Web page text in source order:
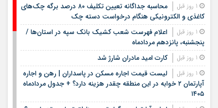
محاسبه جداگانه تعیین تکلیف ۸۰ درصد برگه چک‌های
کاغذی و الکترونیکی هنگام درخواست دسته چک
اعلام فهرست شعب کشیک بانک سپه در استان‌ها /
پنجشنبه، پانزدهم مردادماه
کارت امید مادران شارژ شد
لیست قیمت اجاره مسکن در پاسداران | رهن و اجاره
آپارتمان ۲ خوابه در این منطقه چقدر هزینه دارد؟ + جدول مردادماه
۱۴۰۵